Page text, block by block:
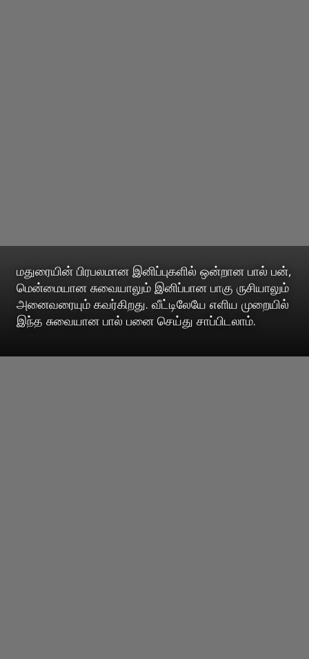
மதுரையின் பிரபலமான இனிப்புகளில் ஒன்றான பால் பன்,
மென்மையான சுவையாலும் இனிப்பான பாகு ருசியாலும்
அனைவரையும் கவர்கிறது. வீட்டிலேயே எளிய முறையில்
இந்த சுவையான பால் பனை செய்து சாப்பிடலாம்.